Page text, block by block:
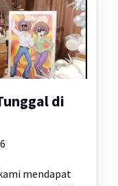
di
mendapat